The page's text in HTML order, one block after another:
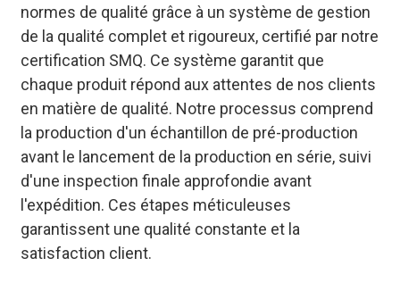
normes de qualité grâce à un système de gestion
de la qualité complet et rigoureux, certifié par notre
certification SMQ. Ce système garantit que
chaque produit répond aux attentes de nos clients
en matière de qualité. Notre processus comprend
la production d'un échantillon de pré-production
avant le lancement de la production en série, suivi
d'une inspection finale approfondie avant
l'expédition. Ces étapes méticuleuses
garantissent une qualité constante et la
satisfaction client.